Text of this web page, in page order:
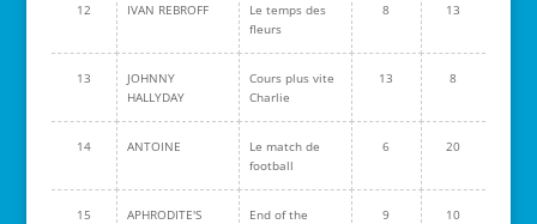
12 IVAN REBROFF
Le temps des
fleurs
8 13
13
JOHNNY
HALLYDAY
Cours plus vite
Charlie
13 8
14 ANTOINE
Le match de
football
6 20
15
APHRODITE'S
End of the
9 10